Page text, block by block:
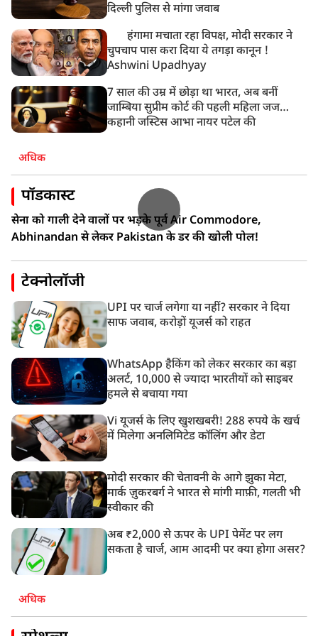
रांची: छात्रों और झारखंड सरकार के बीच आज होगी तीसरे दौर
की बातचीत
दिल्ली पुलिस से मांगा जवाब
हंगामा मचाता रहा विपक्ष, मोदी सरकार ने
चुपचाप पास करा दिया ये तगड़ा कानून !
Ashwini Upadhyay
7 साल की उम्र में छोड़ा था भारत, अब बनीं
जाम्बिया सुप्रीम कोर्ट की पहली महिला जज…
कहानी जस्टिस आभा नायर पटेल की
अधिक
पॉडकास्ट
सेना को गाली देने वालों पर भड़के पूर्व Air Commodore,
Abhinandan से लेकर Pakistan के डर की खोली पोल!
टेक्नोलॉजी
UPI पर चार्ज लगेगा या नहीं? सरकार ने दिया
साफ जवाब, करोड़ों यूजर्स को राहत
WhatsApp हैकिंग को लेकर सरकार का बड़ा
अलर्ट, 10,000 से ज्यादा भारतीयों को साइबर
हमले से बचाया गया
Vi यूजर्स के लिए खुशखबरी! 288 रुपये के खर्च
में मिलेगा अनलिमिटेड कॉलिंग और डेटा
मोदी सरकार की चेतावनी के आगे झुका मेटा,
मार्क ज़ुकरबर्ग ने भारत से मांगी माफ़ी, गलती भी
स्वीकार की
अब ₹2,000 से ऊपर के UPI पेमेंट पर लग
सकता है चार्ज, आम आदमी पर क्या होगा असर?
अधिक